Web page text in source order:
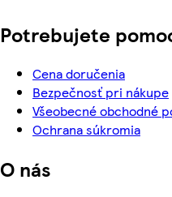
Potrebujete
Cena doručenia
Bezpečnosť pri nákupe
Všeobecné obchodné
Ochrana súkromia
O nás